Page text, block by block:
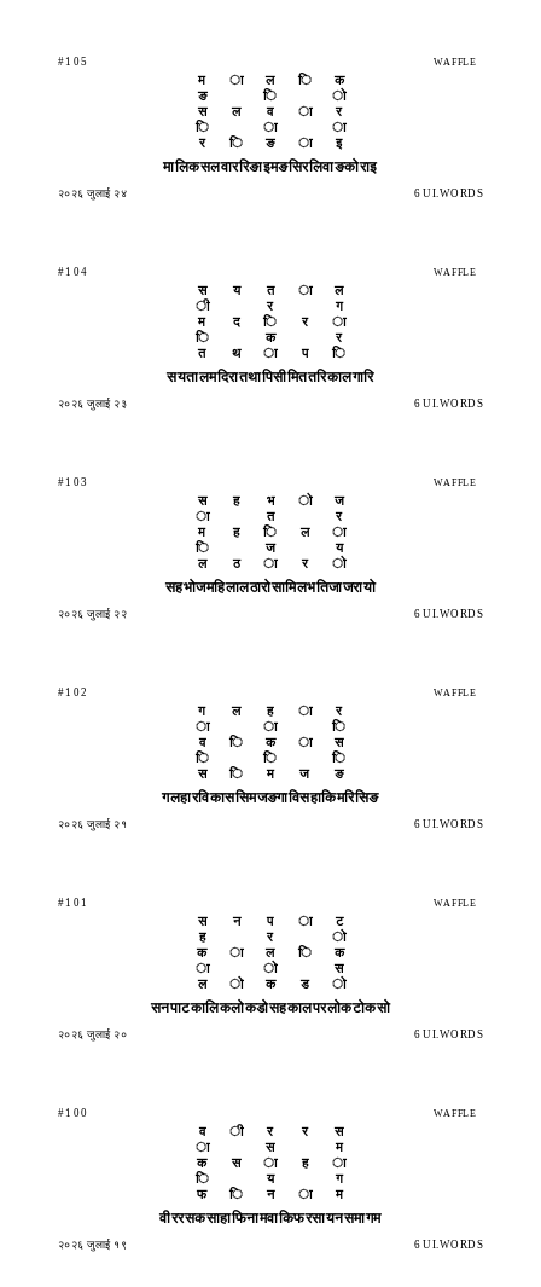
#105 WAFFLE
म ा ल ि
क
ङ
ि
ो
स
ल व ा
र
ि
ा
ा
र
ि ङ ा इ
मालिकसलवाररिङाइमङसिरलिवाङकोराइ
२०२६ जुलाई २४ 6 UI.WORDS
#104 WAFFLE
स य त ा
ल
ी
र
ग
म
द ि र
ा
ि
क
र
त
थ ा प ि
सयतालमदिरातथापिसीमिततरिकालगारि
२०२६ जुलाई २३ 6 UI.WORDS
#103 WAFFLE
स ह भ ो
ज
ा
त
र
म
ह ि ल
ा
ि
ज
य
ल
ठ ा र ो
सहभोजमहिलालठारोसामिलभतिजाजरायो
२०२६ जुलाई २२ 6 UI.WORDS
#102 WAFFLE
ग ल ह ा
र
ा
ा
ि
व
ि क ा
स
ि
ि
ि
स
ि म ज ङ
गलहारविकाससिमजङगाविसहाकिमरिसिङ
२०२६ जुलाई २१ 6 UI.WORDS
#101 WAFFLE
स न प ा
ट
ह
र
ो
क
ा ल ि
क
ा
ो
स
ल
ो क ड ो
सनपाटकालिकलोकडोसहकालपरलोकटोकसो
२०२६ जुलाई २० 6 UI.WORDS
#100 WAFFLE
व ी र र
स
ा
स
म
क
स ा ह
ा
ि
य
ग
फ
ि न ा म
वीररसकसाहाफिनामवाकिफरसायनसमागम
२०२६ जुलाई १९ 6 UI.WORDS